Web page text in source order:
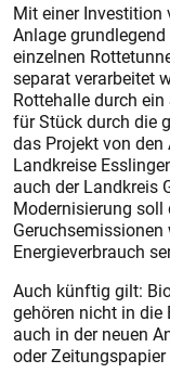
Mit einer Investition
Anlage
einzelnen
separat verarbeitet
Rottehalle durch
für Stück durch die
das Projekt von
Landkreise
auch der Landkreis
Modernisierung
Energieverbrauch
Auch künftig gilt:
gehören nicht in die
auch in der neuen
oder